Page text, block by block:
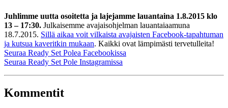
Juhlimme uutta osoitetta ja lajejamme lauantaina 1.8.2015 klo
13 – 17:30. Julkaisemme avajaisohjelman lauantaiaamuna
18.7.2015. Sillä aikaa voit vilkaista avajaisten Facebook-tapahtuman
ja kutsua kaveritkin mukaan. Kaikki ovat lämpimästi tervetulleita!
Seuraa Ready Set Polea Facebookissa
Seuraa Ready Set Pole Instagramissa
Kommentit